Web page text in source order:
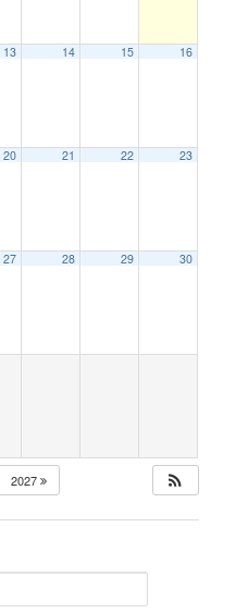
13 14 15 16
20 21 22 23
27 28 29 30
2027